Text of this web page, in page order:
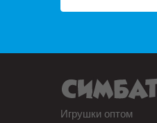
Игрушки оптом